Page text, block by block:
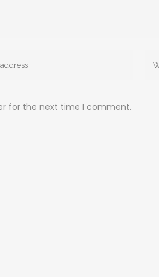
for the next time I comment.